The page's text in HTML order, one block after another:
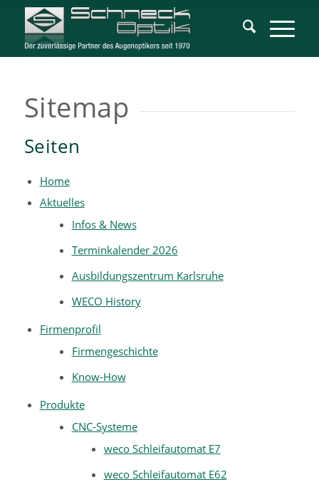
Sitemap
Seiten
Home
Aktuelles
Infos & News
Terminkalender 2026
Ausbildungszentrum Karlsruhe
WECO History
Firmenprofil
Firmengeschichte
Know-How
Produkte
CNC-Systeme
weco Schleifautomat E7
weco Schleifautomat E62